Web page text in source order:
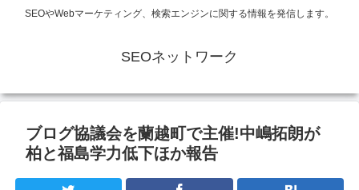
SEOやWebマーケティング、検索エンジンに関する情報を発信します。
SEOネットワーク
ブログ協議会を蘭越町で主催!中嶋拓朗が
柏と福島学力低下ほか報告